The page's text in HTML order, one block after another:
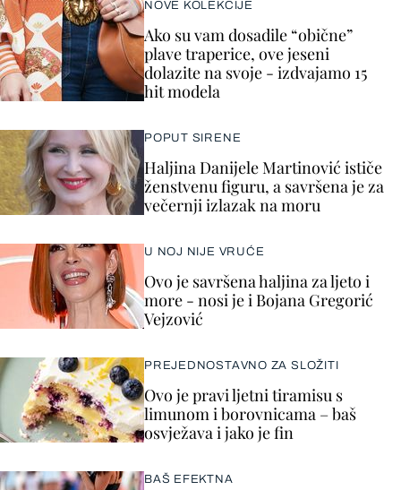
NOVE KOLEKCIJE
Ako su vam dosadile “obične”
plave traperice, ove jeseni
dolazite na svoje - izdvajamo 15
hit modela
POPUT SIRENE
Haljina Danijele Martinović ističe
ženstvenu figuru, a savršena je za
večernji izlazak na moru
U NOJ NIJE VRUĆE
Ovo je savršena haljina za ljeto i
more - nosi je i Bojana Gregorić
Vejzović
PREJEDNOSTAVNO ZA SLOŽITI
Ovo je pravi ljetni tiramisu s
limunom i borovnicama – baš
osvježava i jako je fin
BAŠ EFEKTNA